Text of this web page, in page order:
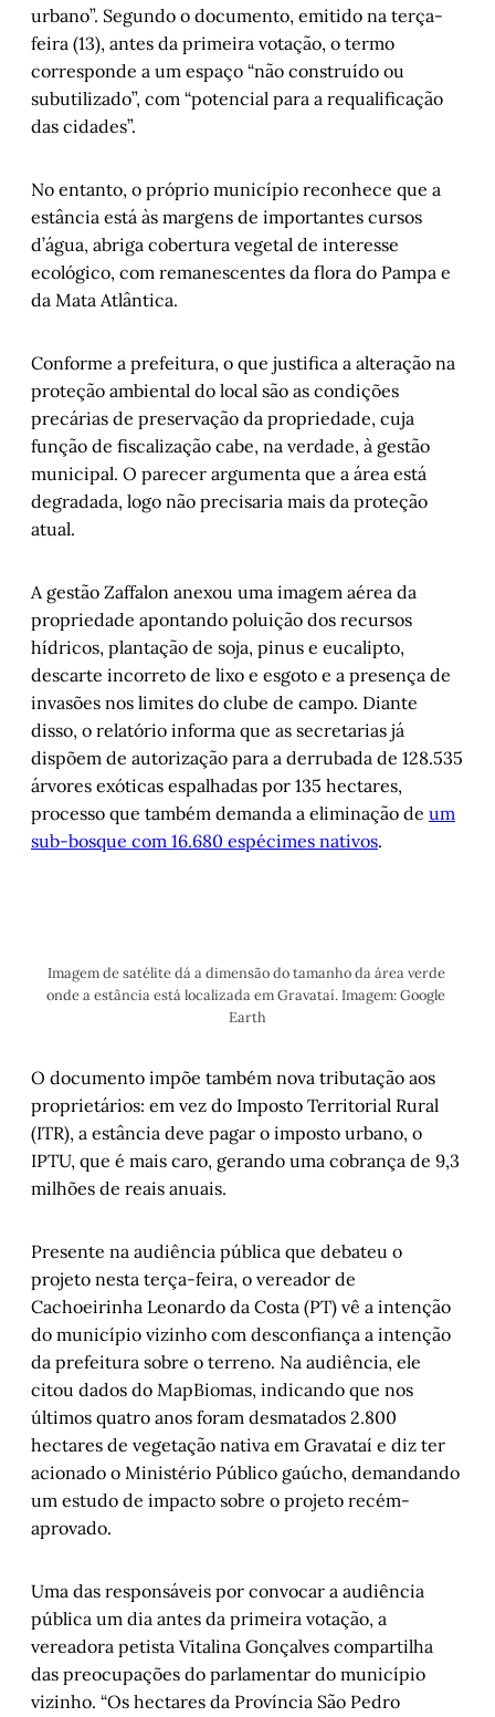
urbano”. Segundo o documento, emitido na terça-
feira (13), antes da primeira votação, o termo
corresponde a um espaço “não construído ou
subutilizado”, com “potencial para a requalificação
das cidades”.
No entanto, o próprio município reconhece que a
estância está às margens de importantes cursos
d’água, abriga cobertura vegetal de interesse
ecológico, com remanescentes da flora do Pampa e
da Mata Atlântica.
Conforme a prefeitura, o que justifica a alteração na
proteção ambiental do local são as condições
precárias de preservação da propriedade, cuja
função de fiscalização cabe, na verdade, à gestão
municipal. O parecer argumenta que a área está
degradada, logo não precisaria mais da proteção
atual.
A gestão Zaffalon anexou uma imagem aérea da
propriedade apontando poluição dos recursos
hídricos, plantação de soja, pinus e eucalipto,
descarte incorreto de lixo e esgoto e a presença de
invasões nos limites do clube de campo. Diante
disso, o relatório informa que as secretarias já
dispõem de autorização para a derrubada de 128.535
árvores exóticas espalhadas por 135 hectares,
processo que também demanda a eliminação de um
sub-bosque com 16.680 espécimes nativos.
Imagem de satélite dá a dimensão do tamanho da área verde
onde a estância está localizada em Gravataí. Imagem: Google
Earth
O documento impõe também nova tributação aos
proprietários: em vez do Imposto Territorial Rural
(ITR), a estância deve pagar o imposto urbano, o
IPTU, que é mais caro, gerando uma cobrança de 9,3
milhões de reais anuais.
Presente na audiência pública que debateu o
projeto nesta terça-feira, o vereador de
Cachoeirinha Leonardo da Costa (PT) vê a intenção
do município vizinho com desconfiança a intenção
da prefeitura sobre o terreno. Na audiência, ele
citou dados do MapBiomas, indicando que nos
últimos quatro anos foram desmatados 2.800
hectares de vegetação nativa em Gravataí e diz ter
acionado o Ministério Público gaúcho, demandando
um estudo de impacto sobre o projeto recém-
aprovado.
Uma das responsáveis por convocar a audiência
pública um dia antes da primeira votação, a
vereadora petista Vitalina Gonçalves compartilha
das preocupações do parlamentar do município
vizinho. “Os hectares da Província São Pedro